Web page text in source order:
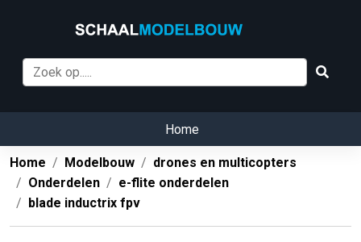
Home
Home Modelbouw
drones en multicopters
Onderdelen
e-flite onderdelen
blade inductrix fpv